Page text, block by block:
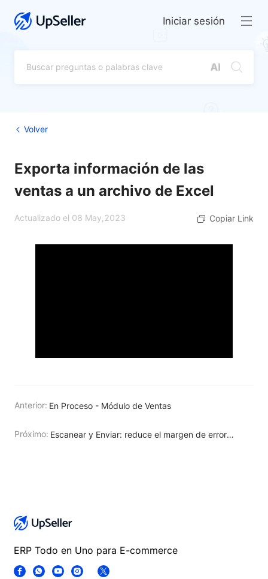
Iniciar sesión
Volver
Exporta información de las
ventas a un archivo de Excel
Actualizado el 08 May,2023 Copiar Link
Anterior: En Proceso - Módulo de Ventas
Próximo: Escanear y Enviar: reduce el margen de errores al enviar tus ventas
ERP Todo en Uno para E-commerce